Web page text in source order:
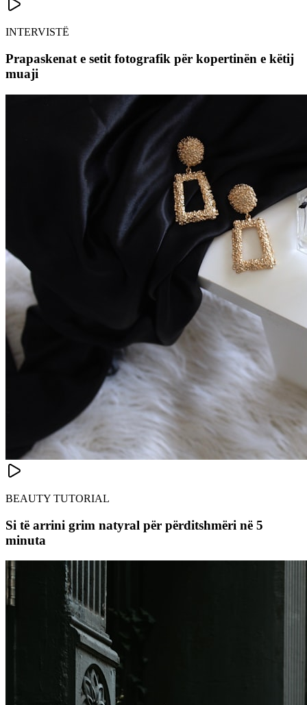
INTERVISTË
Prapaskenat e setit fotografik për kopertinën e këtij
muaji
BEAUTY TUTORIAL
Si të arrini grim natyral për përditshmëri në 5
minuta